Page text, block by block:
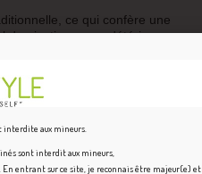
ce qui confère une
de nicotine ne se détériore pas
longue.
ce qui se traduit par une
inférieures à 0.3 ohms
un dosage réduit et ajuster
interdite aux mineurs.
sont interdit aux mineurs,
En entrant sur ce site, je reconnais être majeur(e) et